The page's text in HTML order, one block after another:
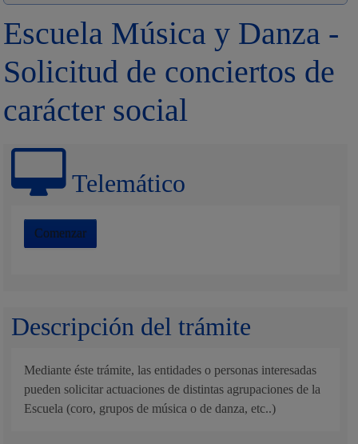
Escuela Música y Danza -
Solicitud de conciertos de
carácter social
Telemático
Comenzar
Descripción del trámite
Mediante éste trámite, las entidades o personas interesadas
pueden solicitar actuaciones de distintas agrupaciones de la
Escuela (coro, grupos de música o de danza, etc..)